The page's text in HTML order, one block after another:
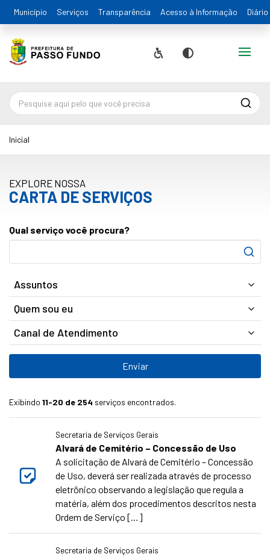
Município Serviços Transparência Acesso à Informação
Acessibilidade
Contraste
Alternar
Inicial
EXPLORE NOSSA
CARTA DE SERVIÇOS
Qual serviço você procura?
Assuntos
Quem sou eu
Canal de Atendimento
Exibindo 11-20 de 254 serviços encontrados.
Secretaria de Serviços Gerais
Alvará de Cemitério – Concessão de Uso
A solicitação de Alvará de Cemitério – Concessão
de Uso, deverá ser realizada através de processo
eletrônico observando a legislação que regula a
matéria, além dos procedimentos descritos nesta
Ordem de Serviço […]
Secretaria de Serviços Gerais